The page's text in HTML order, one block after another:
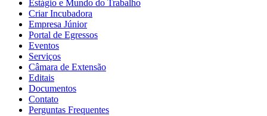
Estágio e Mundo do Trabalho
Criar Incubadora
Empresa Júnior
Portal de Egressos
Eventos
Serviços
Câmara de Extensão
Editais
Documentos
Contato
Perguntas Frequentes